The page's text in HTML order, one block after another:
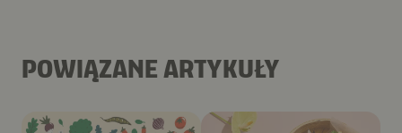
POWIĄZANE ARTYKUŁY